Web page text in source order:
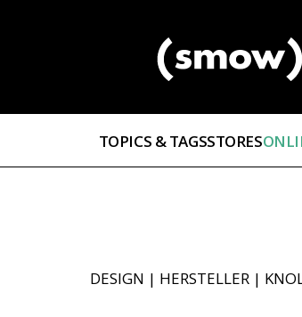
TOPICS & TAGSSTORES
DESIGN | HERSTELLER |